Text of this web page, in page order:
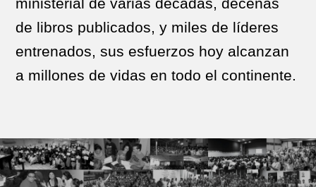
de libros publicados, y miles de líderes
entrenados, sus esfuerzos hoy alcanzan
a millones de vidas en todo el continente.